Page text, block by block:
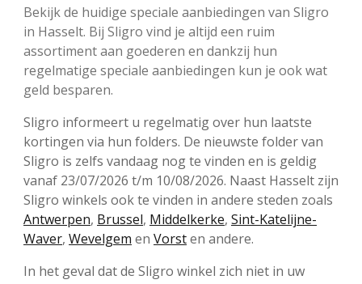
Bekijk de huidige speciale aanbiedingen van Sligro
in Hasselt. Bij Sligro vind je altijd een ruim
assortiment aan goederen en dankzij hun
regelmatige speciale aanbiedingen kun je ook wat
geld besparen.
Sligro informeert u regelmatig over hun laatste
kortingen via hun folders. De nieuwste folder van
Sligro is zelfs vandaag nog te vinden en is geldig
vanaf 23/07/2026 t/m 10/08/2026. Naast Hasselt zijn
Sligro winkels ook te vinden in andere steden zoals
Antwerpen, Brussel, Middelkerke, Sint-Katelijne-
Waver, Wevelgem en Vorsten andere.
In het geval dat de Sligro winkel zich niet in uw